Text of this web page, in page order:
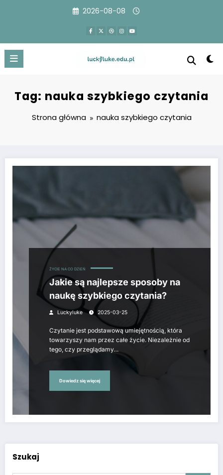
2026-08-08
Tag: nauka szybkiego czytania
Strona główna nauka szybkiego czytania
ŻYCIE NA CO DZIEŃ
Jakie są najlepsze sposoby na
naukę szybkiego czytania?
Luckyluke 2025-03-25
Czytanie jest podstawową umiejętnością, która
towarzyszy nam przez całe życie. Niezależnie od
tego, czy przeglądamy…
Dowiedz się więcej
Szukaj